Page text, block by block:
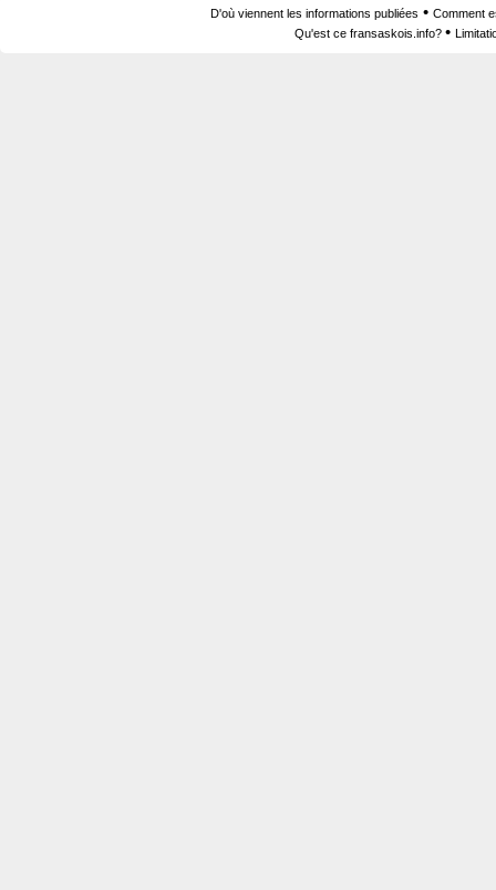
D'où viennent les informations publiées • Comment
Qu'est ce fransaskois.info? •